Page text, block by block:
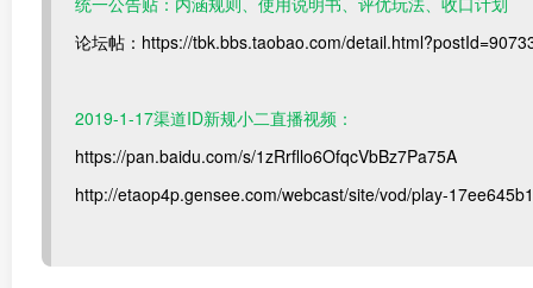
论坛帖：https://tbk.bbs.taobao.com/
2019-1-17渠道ID新规小二直播视频：
https://pan.baidu.com/s/1zRrfllo6OfqcVbBz7Pa75A
http://etaop4p.gensee.com/webcast/site/vod/play-